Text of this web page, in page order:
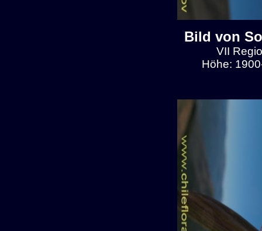
Bild von
VII
Höhe: